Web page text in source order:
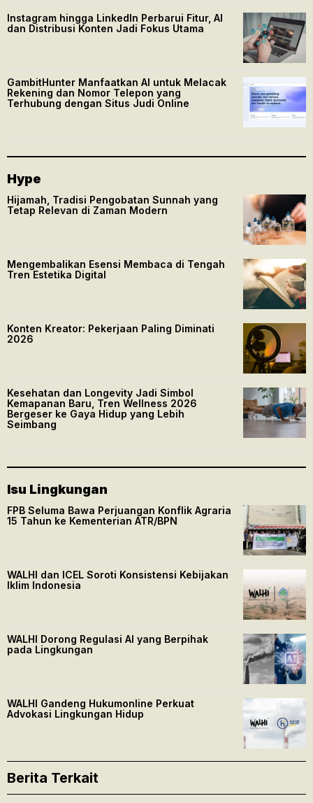
Instagram hingga LinkedIn Perbarui Fitur, AI
dan Distribusi Konten Jadi Fokus Utama
GambitHunter Manfaatkan AI untuk Melacak
Rekening dan Nomor Telepon yang
Terhubung dengan Situs Judi Online
Hype
Hijamah, Tradisi Pengobatan Sunnah yang
Tetap Relevan di Zaman Modern
Mengembalikan Esensi Membaca di Tengah
Tren Estetika Digital
Konten Kreator: Pekerjaan Paling Diminati
2026
Kesehatan dan Longevity Jadi Simbol
Kemapanan Baru, Tren Wellness 2026
Bergeser ke Gaya Hidup yang Lebih
Seimbang
Isu Lingkungan
FPB Seluma Bawa Perjuangan Konflik Agraria
15 Tahun ke Kementerian ATR/BPN
WALHI dan ICEL Soroti Konsistensi Kebijakan
Iklim Indonesia
WALHI Dorong Regulasi AI yang Berpihak
pada Lingkungan
WALHI Gandeng Hukumonline Perkuat
Advokasi Lingkungan Hidup
Berita Terkait